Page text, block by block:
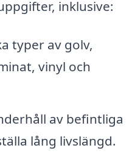
inklusive:
typer av golv,
vinyl och
av befintliga
lång livslängd.